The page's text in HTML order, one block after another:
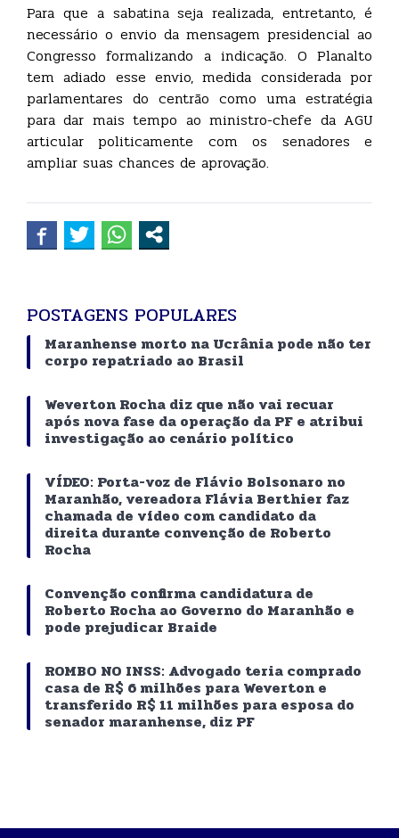
Para que a sabatina seja realizada, entretanto, é
necessário o envio da mensagem presidencial ao
Congresso formalizando a indicação. O Planalto
tem adiado esse envio, medida considerada por
parlamentares do centrão como uma estratégia
para dar mais tempo ao ministro-chefe da AGU
articular politicamente com os senadores e
ampliar suas chances de aprovação.
POSTAGENS POPULARES
Maranhense morto na Ucrânia pode não ter
corpo repatriado ao Brasil
Weverton Rocha diz que não vai recuar
após nova fase da operação da PF e atribui
investigação ao cenário político
VÍDEO: Porta-voz de Flávio Bolsonaro no
Maranhão, vereadora Flávia Berthier faz
chamada de vídeo com candidato da
direita durante convenção de Roberto
Rocha
Convenção confirma candidatura de
Roberto Rocha ao Governo do Maranhão e
pode prejudicar Braide
ROMBO NO INSS: Advogado teria comprado
casa de R$ 6 milhões para Weverton e
transferido R$ 11 milhões para esposa do
senador maranhense, diz PF